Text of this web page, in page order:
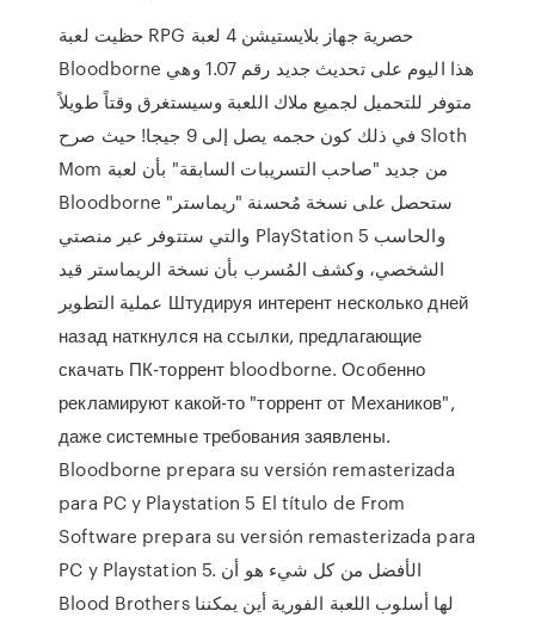
حظيت لعبة RPG حصرية جهاز بلايستيشن 4 لعبة
Bloodborne هذا اليوم على تحديث جديد رقم 1.07 وهي
متوفر للتحميل لجميع ملاك اللعبة وسيستغرق وقتاً طويلاً
في ذلك كون حجمه يصل إلى 9 جيجا! حيث صرح Sloth
Mom من جديد "صاحب التسريبات السابقة" بأن لعبة
Bloodborne ستحصل على نسخة مُحسنة "ريماستر"
والتي ستتوفر عبر منصتي PlayStation 5 والحاسب
الشخصي، وكشف المُسرب بأن نسخة الريماستر قيد
عملية التطوير Штудируя интерент несколько дней
назад наткнулся на ссылки, предлагающие
скачать ПК-торрент bloodborne. Особенно
рекламируют какой-то "торрент от Механиков",
даже системные требования заявлены.
Bloodborne prepara su versión remasterizada
para PC y Playstation 5 El título de From
Software prepara su versión remasterizada para
PC y Playstation 5. الأفضل من كل شيء هو أن
Blood Brothers لها أسلوب اللعبة الفورية أين يمكننا